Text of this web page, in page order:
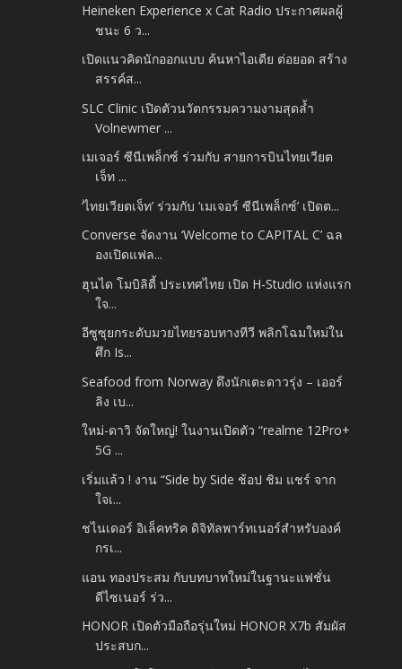
Heineken Experience x Cat Radio ประกาศผลผู้
ชนะ 6 ว...
เปิดแนวคิดนักออกแบบ ค้นหาไอเดีย ต่อยอด สร้าง
สรรค์ส...
SLC Clinic เปิดตัวนวัตกรรมความงามสุดล้ำ
Volnewmer ...
เมเจอร์ ซีนีเพล็กซ์ ร่วมกับ สายการบินไทยเวียต
เจ็ท ...
‘ไทยเวียตเจ็ท’ ร่วมกับ ‘เมเจอร์ ซีนีเพล็กซ์’ เปิดต...
Converse จัดงาน ‘Welcome to CAPITAL C’ ฉล
องเปิดแฟล...
ฮุนได โมบิลิตี้ ประเทศไทย เปิด H-Studio แห่งแรก
ใจ...
อีซูซุยกระดับมวยไทยรอบทางทีวี พลิกโฉมใหม่ใน
ศึก Is...
Seafood from Norway ดึงนักเตะดาวรุ่ง – เออร์
ลิง เบ...
ใหม่-ดาวิ จัดใหญ่! ในงานเปิดตัว “realme 12Pro+
5G ...
เริ่มแล้ว ! งาน “Side by Side ช้อป ชิม แชร์ จาก
ใจเ...
ชไนเดอร์ อิเล็คทริค ดิจิทัลพาร์ทเนอร์สำหรับองค์
กรเ...
แอน ทองประสม กับบทบาทใหม่ในฐานะแฟชั่น
ดีไซเนอร์ ร่ว...
HONOR เปิดตัวมือถือรุ่นใหม่ HONOR X7b สัมผัส
ประสบก...